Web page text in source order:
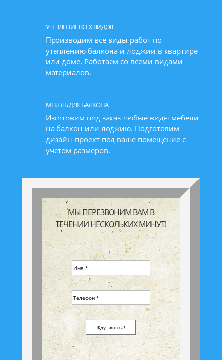
УТЕПЛЕНИЕ ВСЕХ ВИДОВ
Производим все виды работ по
утеплению балкона и лоджии в квартире
или доме. Работаем со всеми видами
материалов.
МЕБЕЛЬ ДЛЯ БАЛКОНА
Изготовим под заказ любые виды мебели
на балкон или лоджию. Подготовим
дизайн-проект под ваше помещение с
учетом размеров.
МЫ ПЕРЕЗВОНИМ ВАМ В
ТЕЧЕНИИ НЕСКОЛЬКИХ МИНУТ!